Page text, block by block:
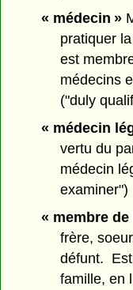
« médecin »
pratiquer
est
médecins
("duly
« médecin
vertu du
médecin
examiner")
« membre
frère,
défunt.
famille, en